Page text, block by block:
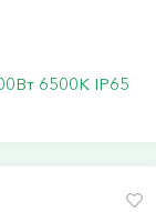
6500К IP65